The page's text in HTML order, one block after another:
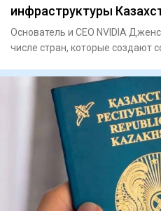
инфраструктуры
Основатель и CEO NVIDIA
числе стран, которые создают